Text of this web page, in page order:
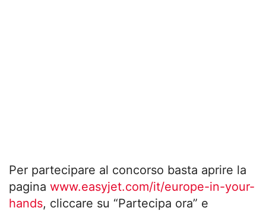
Per partecipare al concorso basta aprire la
pagina www.easyjet.com/it/europe-in-your-
hands, cliccare su “Partecipa ora” e